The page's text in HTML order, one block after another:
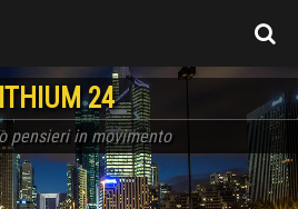
24
pensieri in movimento